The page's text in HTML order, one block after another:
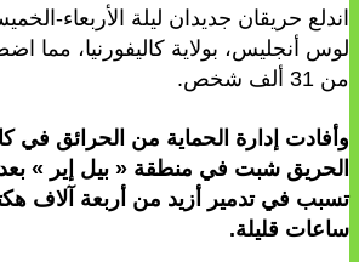
اندلع حريقان جديدان ليلة الأربعاء-
لوس أنجليس، بولاية كاليفورنيا، مما
من 31 ألف شخص.
وأفادت إدارة الحماية من الحرائق في
الحريق شبت في منطقة « بيل إير » بعد
تسبب في تدمير أزيد من أربعة آلاف
ساعات قليلة.